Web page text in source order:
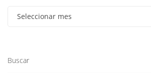
Seleccionar mes
Buscar